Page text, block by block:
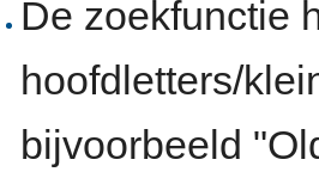
De zoekfunctie
hoofdletters/
bijvoorbeeld